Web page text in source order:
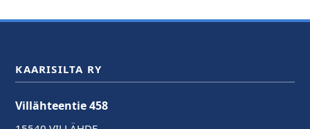
KAARISILTA RY
Villähteentie 458